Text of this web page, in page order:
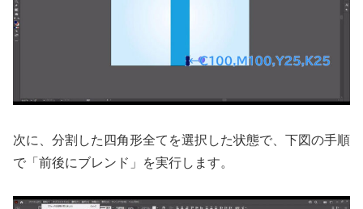
次に、分割した四角形全てを選択した状態で、下図の手順
で「前後にブレンド」を実行します。